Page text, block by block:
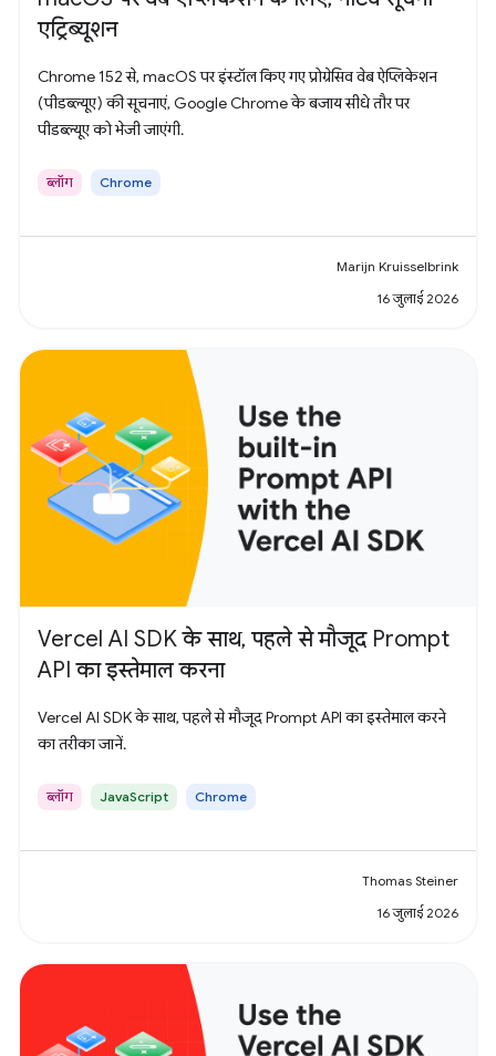
एट्रिब्यूशन
Chrome 152 से, macOS पर इंस्टॉल किए गए प्रोग्रेसिव वेब ऐप्लिकेशन
(पीडब्ल्यूए) की सूचनाएं, Google Chrome के बजाय सीधे तौर पर
पीडब्ल्यूए को भेजी जाएंगी.
ब्लॉग Chrome
Marijn Kruisselbrink
16 जुलाई 2026
Vercel AI SDK के साथ, पहले से मौजूद Prompt
API का इस्तेमाल करना
Vercel AI SDK के साथ, पहले से मौजूद Prompt API का इस्तेमाल करने
का तरीका जानें.
ब्लॉग JavaScript Chrome
Thomas Steiner
16 जुलाई 2026